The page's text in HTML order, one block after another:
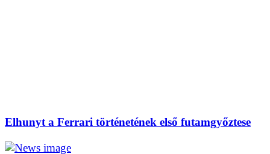
Elhunyt a Ferrari történetének első futamgyőztese